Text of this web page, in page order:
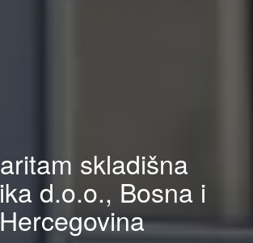
skladišna
d.o.o., Bosna i
Hercegovina